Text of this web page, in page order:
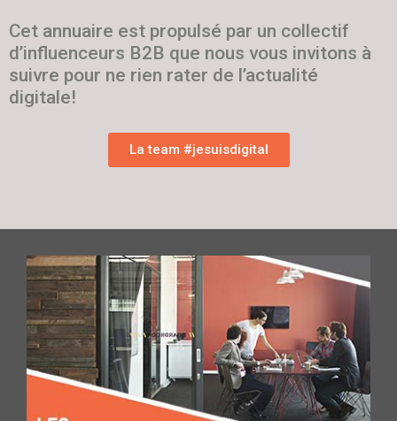
Cet annuaire est propulsé par un collectif
d’influenceurs B2B que nous vous invitons à
suivre pour ne rien rater de l’actualité
digitale!
La team #jesuisdigital